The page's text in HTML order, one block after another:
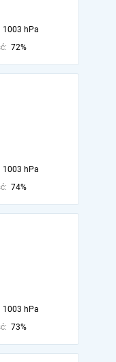
1003 hPa
72%
1003 hPa
74%
1003 hPa
73%